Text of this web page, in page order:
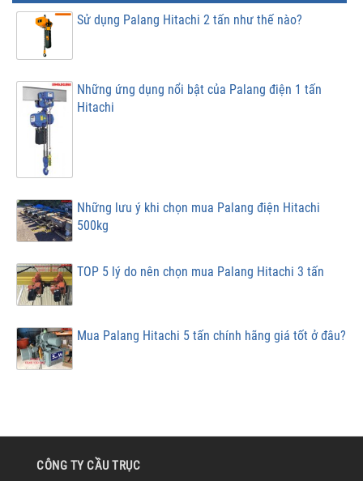
Sử dụng Palang Hitachi 2 tấn như thế nào?
Những ứng dụng nổi bật của Palang điện 1 tấn
Hitachi
Những lưu ý khi chọn mua Palang điện Hitachi
500kg
TOP 5 lý do nên chọn mua Palang Hitachi 3 tấn
Mua Palang Hitachi 5 tấn chính hãng giá tốt ở đâu?
CÔNG TY CẦU TRỤC